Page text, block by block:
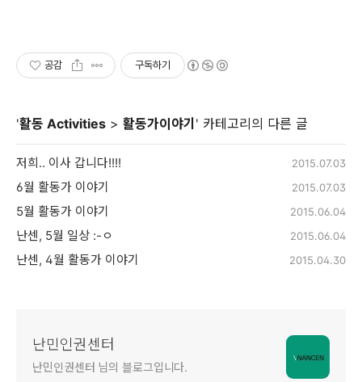
공감 구독하기
'활동 Activities > 활동가이야기 ' 카테고리의 다른 글
저희.. 이사 갑니다!!!! 2015.07.03
6월 활동가 이야기 2015.07.03
5월 활동가 이야기 2015.06.04
난센, 5월 일상 :-ㅇ 2015.06.04
난센, 4월 활동가 이야기 2015.04.30
난민인권센터
난민인권센터 님의 블로그입니다.